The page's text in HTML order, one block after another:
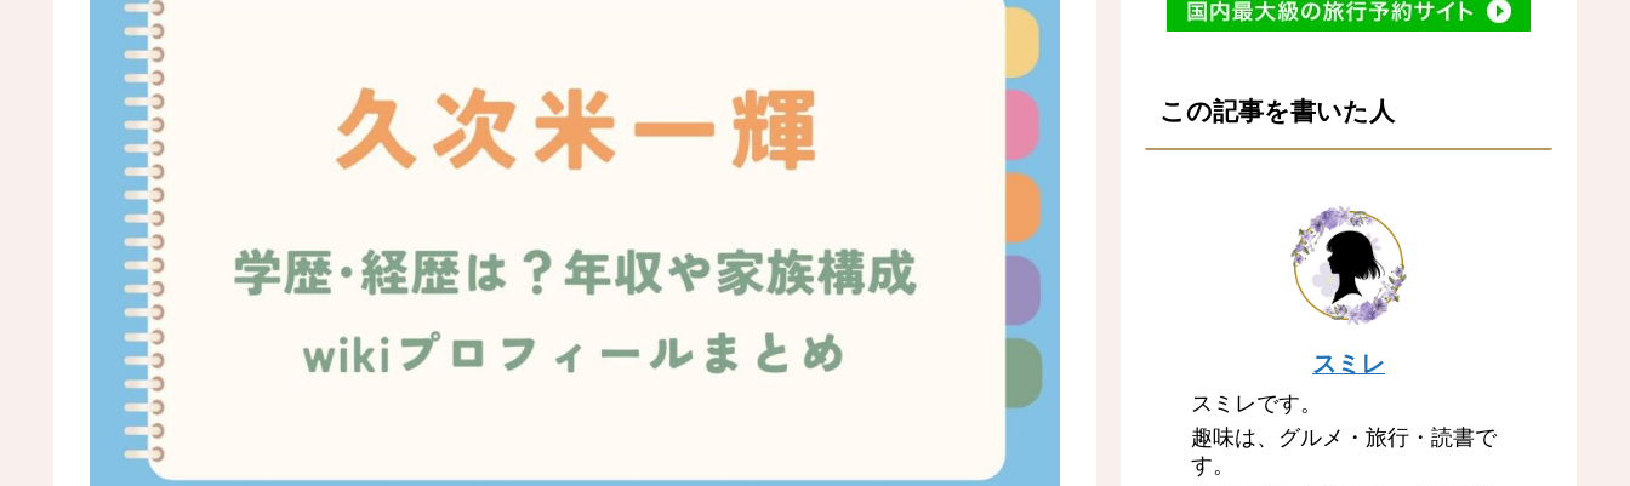
この記事を書いた人
スミレ
スミレです。
趣味は、グルメ・旅行・読書で
す。